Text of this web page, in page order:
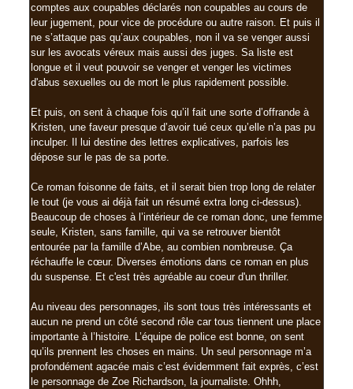
comptes aux coupables déclarés non coupables au cours de
leur jugement, pour vice de procédure ou autre raison. Et puis il
ne s’attaque pas qu’aux coupables, non il va se venger aussi
sur les avocats véreux mais aussi des juges. Sa liste est
longue et il veut pouvoir se venger et venger les victimes
d'abus sexuelles ou de mort le plus rapidement possible.
Et puis, on sent à chaque fois qu’il fait une sorte d’offrande à
Kristen, une faveur presque d’avoir tué ceux qu’elle n’a pas pu
inculper. Il lui destine des lettres explicatives, parfois les
dépose sur le pas de sa porte.
Ce roman foisonne de faits, et il serait bien trop long de relater
le tout (je vous ai déjà fait un résumé extra long ci-dessus).
Beaucoup de choses à l’intérieur de ce roman donc, une femme
seule, Kristen, sans famille, qui va se retrouver bientôt
entourée par la famille d’Abe, au combien nombreuse. Ça
réchauffe le cœur. Diverses émotions dans ce roman en plus
du suspense. Et c'est très agréable au coeur d'un thriller.
Au niveau des personnages, ils sont tous très intéressants et
aucun ne prend un côté second rôle car tous tiennent une place
importante à l’histoire. L’équipe de police est bonne, on sent
qu’ils prennent les choses en mains. Un seul personnage m’a
profondément agacée mais c’est évidemment fait exprès, c’est
le personnage de Zoe Richardson, la journaliste. Ohhh,